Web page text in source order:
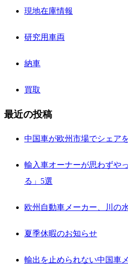
現地在庫情報
研究用車両
納車
買取
最近の投稿
中国車が欧州市場でシェア
輸入車オーナーが思わずや
る」5選
欧州自動車メーカー、川の
夏季休暇のお知らせ
輸出を止められない中国車